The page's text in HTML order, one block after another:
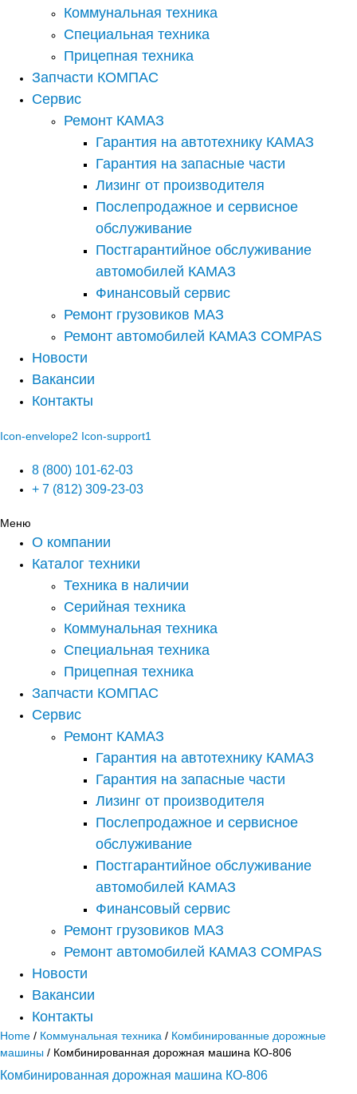
Коммунальная техника
Специальная техника
Прицепная техника
Запчасти КОМПАС
Сервис
Ремонт КАМАЗ
Гарантия на автотехнику КАМАЗ
Гарантия на запасные части
Лизинг от производителя
Послепродажное и сервисное
обслуживание
Постгарантийное обслуживание
автомобилей КАМАЗ
Финансовый сервис
Ремонт грузовиков МАЗ
Ремонт автомобилей КАМАЗ COMPAS
Новости
Вакансии
Контакты
Icon-envelope2 Icon-support1
8 (800) 101-62-03
+ 7 (812) 309-23-03
Меню
О компании
Каталог техники
Техника в наличии
Серийная техника
Коммунальная техника
Специальная техника
Прицепная техника
Запчасти КОМПАС
Сервис
Ремонт КАМАЗ
Гарантия на автотехнику КАМАЗ
Гарантия на запасные части
Лизинг от производителя
Послепродажное и сервисное
обслуживание
Постгарантийное обслуживание
автомобилей КАМАЗ
Финансовый сервис
Ремонт грузовиков МАЗ
Ремонт автомобилей КАМАЗ COMPAS
Новости
Вакансии
Контакты
Home / Коммунальная техника / Комбинированные дорожные
машины / Комбинированная дорожная машина КО-806
Комбинированная дорожная машина КО-806